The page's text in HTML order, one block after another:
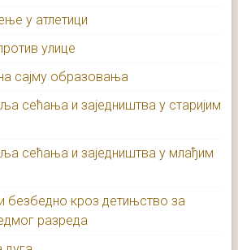
у атлетици
улице
сајму образовања
сећања и заједништва у старијим
сећања и заједништва у млађим
безбедно кроз детињство за
разреда